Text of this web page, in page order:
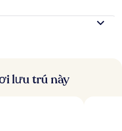
lưu trú này